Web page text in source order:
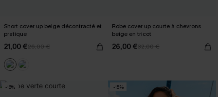
Short cover up beige décontracté et
pratique
21,00 €26,00 €
Robe cover up courte à chevrons
beige en tricot
26,00 €32,00 €
-16% -15%